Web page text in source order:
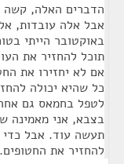
הדברים האלה, קשה
באוקטובר הייתי
תוכל להחזיר את
אם לא יחזירו את
כל שהיא יכולה
לטפל בחמאס גם
תעשה עוד. אבל כדי
להחזיר את